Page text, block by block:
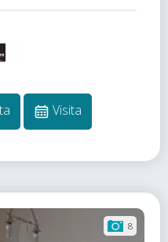
Visita
8